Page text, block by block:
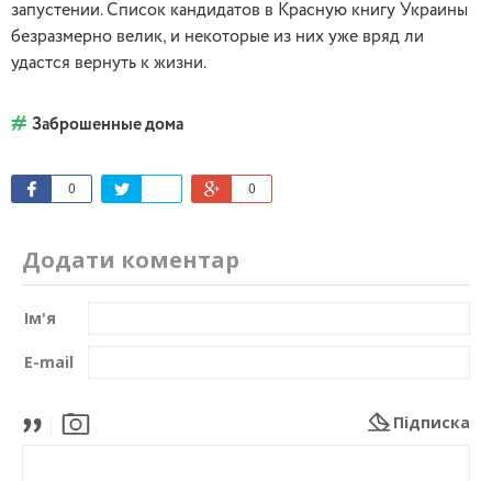
запустении. Список кандидатов в Красную книгу Украины
безразмерно велик, и некоторые из них уже вряд ли
удастся вернуть к жизни.
Заброшенные дома
0 0
Додати коментар
Ім'я
E-mail
Підписка